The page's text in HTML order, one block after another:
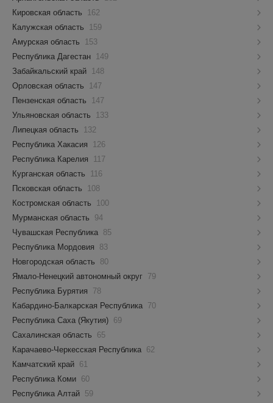
Кировская область
162
Калужская область
159
Амурская область
153
Республика Дагестан 149
Забайкальский край 148
Орловская область
147
Пензенская область
147
Ульяновская область
133
Липецкая область
132
Республика Хакасия
126
Республика Карелия
117
Курганская область
116
Псковская область
108
Костромская область
100
Мурманская область
94
Чувашская Республика 85
Республика Мордовия
83
Новгородская область
80
Ямало-Ненецкий автономный округ 79
Республика Бурятия
78
Кабардино-Балкарская Республика 70
Республика Саха (Якутия) 69
Сахалинская область
65
Карачаево-Черкесская Республика 62
Камчатский край 61
Республика Коми 60
Республика Алтай 59